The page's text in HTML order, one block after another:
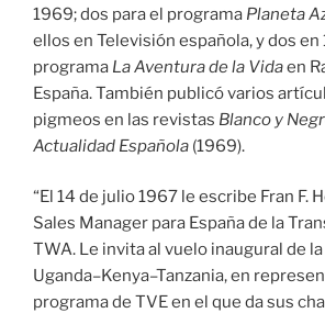
1969; dos para el programa Planeta
ellos en Televisión española, y dos en
programa La Aventura de la Vidaen
España. También publicó varios
pigmeos en las revistas Blanco y
Actualidad Española (1969).
“El 14 de julio 1967 le escribe Fran F.
Sales Manager para España de la
TWA. Le invita al vuelo inaugural de
Uganda–Kenya–Tanzania, en
programa de TVE en el que da sus